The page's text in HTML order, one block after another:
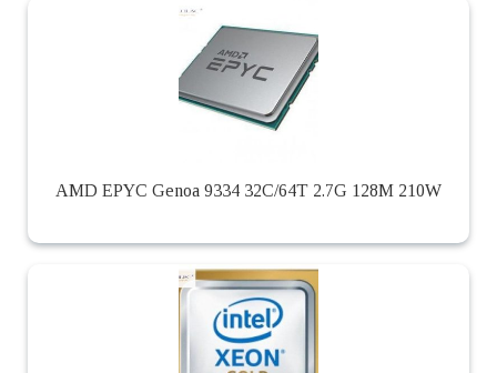
AMD EPYC Genoa 9334 32C/64T 2.7G 128M 210W